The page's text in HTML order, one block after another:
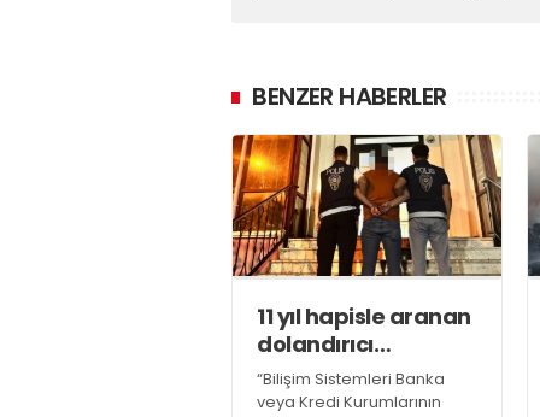
BENZER HABERLER
11 yıl hapisle aranan
dolandırıcı
yakalandı
“Bilişim Sistemleri Banka
veya Kredi Kurumlarının